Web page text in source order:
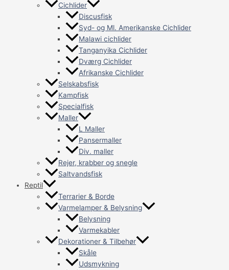
Cichlider
Discusfisk
Syd- og Ml. Amerikanske Cichlider
Malawi cichlider
Tanganyika Cichlider
Dværg Cichlider
Afrikanske Cichlider
Selskabsfisk
Kampfisk
Specialfisk
Maller
L Maller
Pansermaller
Div. maller
Rejer, krabber og snegle
Saltvandsfisk
Reptil
Terrarier & Borde
Varmelamper & Belysning
Belysning
Varmekabler
Dekorationer & Tilbehør
Skåle
Udsmykning